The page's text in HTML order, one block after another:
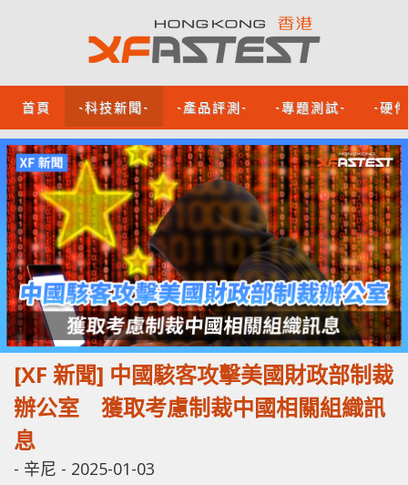
首頁 -科技新聞- -產品評測- -專題測試- -硬
[XF 新聞] 中國駭客攻擊美國財政部制裁
辦公室 獲取考慮制裁中國相關組織訊
息
- 辛尼 - 2025-01-03